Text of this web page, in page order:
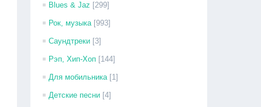
Blues & Jaz [299]
Рок, музыка [993]
Саундтреки [3]
Рэп, Хип-Хоп [144]
Для мобильника [1]
Детские песни [4]